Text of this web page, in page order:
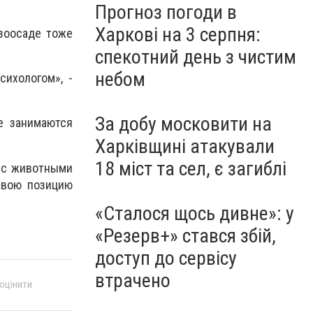
тоже
-
занимаются
с животными
позицию
Прогноз погоди в
Харкові на 3 серпня:
спекотний день з чистим
небом
За добу московити на
Харківщині атакували
18 міст та сел, є загиблі
«Сталося щось дивне»: у
«Резерв+» стався збій,
доступ до сервісу
втрачено